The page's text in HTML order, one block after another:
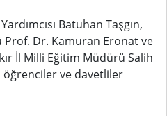
Batuhan Taşgın,
Dr. Kamuran Eronat ve
İl Milli Eğitim Müdürü Salih
öğrenciler ve davetliler